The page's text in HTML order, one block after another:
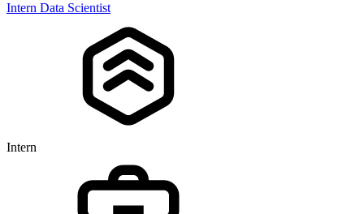
Intern Data Scientist
Intern